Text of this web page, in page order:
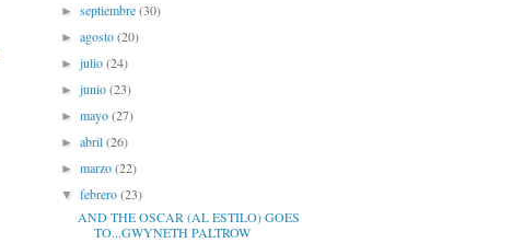
►septiembre(30)
►agosto(20)
►julio(24)
►junio(23)
►mayo(27)
►abril(26)
►marzo(22)
▼febrero(23)
AND THE OSCAR (AL ESTILO) GOES
TO...GWYNETH PALTROW